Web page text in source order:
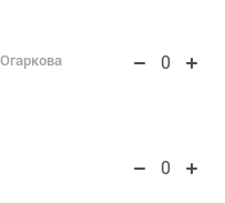
0
0